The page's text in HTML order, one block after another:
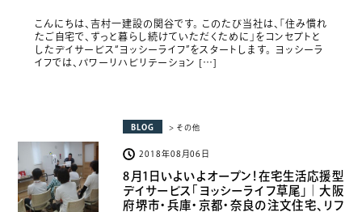
こんにちは、吉村一建設の関谷です。 このたび当社は、「住み慣れ
たご自宅で、ずっと暮らし続けていただくために」をコンセプトと
したデイサービス“ヨッシーライフ”をスタートします。 ヨッシーラ
イフでは、パワーリハビリテーション […]
BLOG > その他
2018年08月06日
8月1日いよいよオープン！在宅生活応援型
デイサービス「ヨッシーライフ草尾」｜大阪
府堺市・兵庫・京都・奈良の注文住宅、リフ